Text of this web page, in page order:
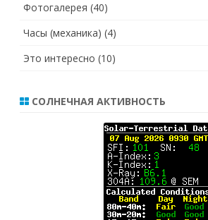
Фотогалерея (40)
Часы (механика) (4)
Это интересно (10)
СОЛНЕЧНАЯ АКТИВНОСТЬ